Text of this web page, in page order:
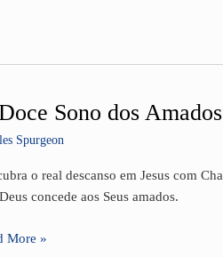
Sono dos
Spurgeon
o real descanso em Jesus com
concede aos Seus amados.
More »